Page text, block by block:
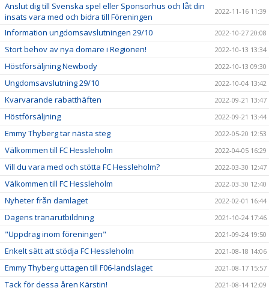
Anslut dig till Svenska spel eller Sponsorhus och låt din
insats vara med och bidra till Föreningen
2022-11-16 11:39
Information ungdomsavslutningen 29/10 2022-10-27 20:08
Stort behov av nya domare i Regionen! 2022-10-13 13:34
Höstförsäljning Newbody 2022-10-13 09:30
Ungdomsavslutning 29/10 2022-10-04 13:42
Kvarvarande rabatthäften 2022-09-21 13:47
Höstförsäljning 2022-09-21 13:44
Emmy Thyberg tar nästa steg 2022-05-20 12:53
Välkommen till FC Hessleholm 2022-04-05 16:29
Vill du vara med och stötta FC Hessleholm? 2022-03-30 12:47
Välkommen till FC Hessleholm 2022-03-30 12:40
Nyheter från damlaget 2022-02-01 16:44
Dagens tränarutbildning 2021-10-24 17:46
"Uppdrag inom föreningen" 2021-09-24 19:50
Enkelt sätt att stödja FC Hessleholm 2021-08-18 14:06
Emmy Thyberg uttagen till F06-landslaget 2021-08-17 15:57
Tack för dessa åren Kärstin! 2021-08-14 12:09